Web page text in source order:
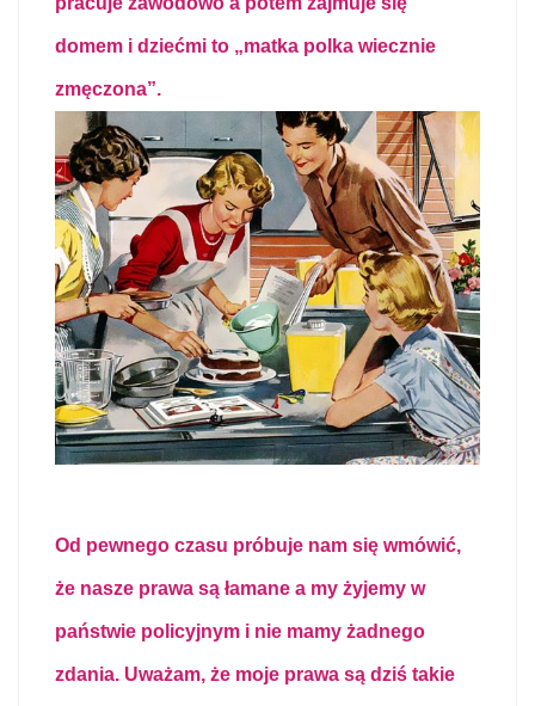
domem i dziećmi to „matka polka wiecznie
zmęczona”.
Od pewnego czasu próbuje nam się wmówić,
że nasze prawa są łamane a my żyjemy w
państwie policyjnym i nie mamy żadnego
zdania. Uważam, że moje prawa są dziś takie